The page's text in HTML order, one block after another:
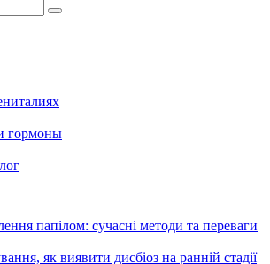
гормоны
папілом: сучасні методи та переваги
як виявити дисбіоз на ранній стадії